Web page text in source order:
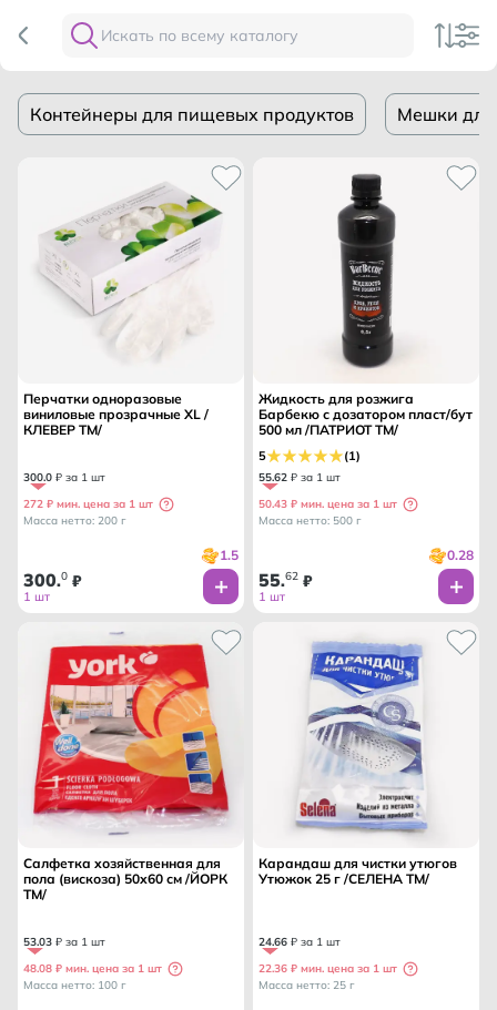
Контейнеры для пищевых продуктов Мешки для
Перчатки одноразовые
виниловые прозрачные XL /
КЛЕВЕР ТМ/
300.0 ₽ за 1 шт
272 ₽ мин. цена за 1 шт
Масса нетто: 200 г
1.5
300.0 ₽
1 шт
Жидкость для розжига
Барбекю с дозатором пласт/бут
500 мл /ПАТРИОТ ТМ/
5 (1)
55.62 ₽ за 1 шт
50.43 ₽ мин. цена за 1 шт
Масса нетто: 500 г
0.28
55.62 ₽
1 шт
Салфетка хозяйственная для
пола (вискоза) 50х60 см /ЙОРК
ТМ/
53.03 ₽ за 1 шт
48.08 ₽ мин. цена за 1 шт
Масса нетто: 100 г
Карандаш для чистки утюгов
Утюжок 25 г /СЕЛЕНА ТМ/
24.66 ₽ за 1 шт
22.36 ₽ мин. цена за 1 шт
Масса нетто: 25 г